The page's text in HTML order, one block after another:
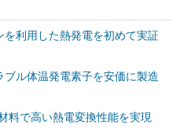
を利用した熱発電を初めて実証
ブル体温発電素子を安価に製造
料で高い熱電変換性能を実現